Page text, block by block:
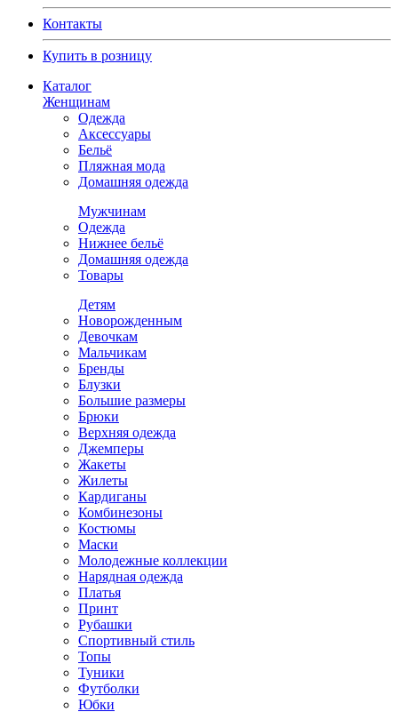
Контакты
Купить в розницу
Каталог
Женщинам
Одежда
Аксессуары
Бельё
Пляжная мода
Домашняя одежда
Мужчинам
Одежда
Нижнее бельё
Домашняя одежда
Товары
Детям
Новорожденным
Девочкам
Мальчикам
Бренды
Блузки
Большие размеры
Брюки
Верхняя одежда
Джемперы
Жакеты
Жилеты
Кардиганы
Комбинезоны
Костюмы
Маски
Молодежные коллекции
Нарядная одежда
Платья
Принт
Рубашки
Спортивный стиль
Топы
Туники
Футболки
Юбки